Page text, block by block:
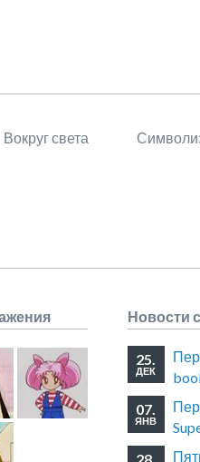
Вокруг света
Новости
25.
ДЕК
07.
ЯНВ